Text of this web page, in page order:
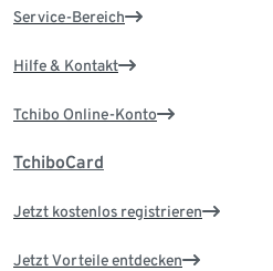
Service-Bereich
Hilfe & Kontakt
Tchibo Online-Konto
TchiboCard
Jetzt kostenlos registrieren
Jetzt Vorteile entdecken